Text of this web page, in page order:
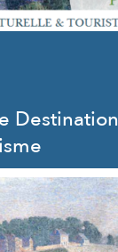
Destination